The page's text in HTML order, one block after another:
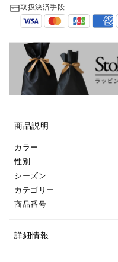
取扱決済手段
商品説明
カラー
性別
シーズン
カテゴリー
商品番号
詳細情報